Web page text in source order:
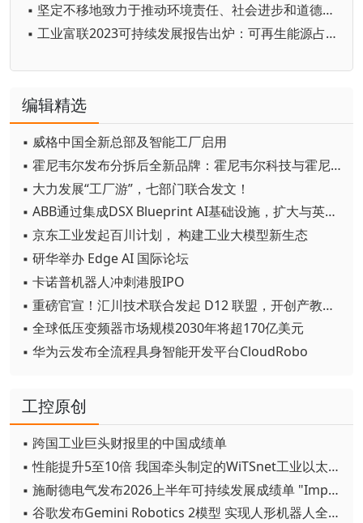
▪ 坚定不移地致力于推动环境责任、社会进步和道德管理
▪ 工业富联2023可持续发展报告出炉：可再生能源占比61%，提前达成2025年目标
编辑精选
▪ 威格中国全新总部及智能工厂启用
▪ 霍尼韦尔发布分拆后全新品牌：霍尼韦尔科技与霍尼韦尔航空航天
▪ 大力发展“工厂游”，七部门联合发文！
▪ ABB通过集成DSX Blueprint AI基础设施，扩大与英伟达的合作
▪ 京东工业发起百川计划， 构建工业大模型新生态
▪ 研华举办 Edge AI 国际论坛
▪ 卡诺普机器人冲刺港股IPO
▪ 重磅官宣！汇川技术联合发起 D12 联盟，开创产教融合新范式
▪ 全球低压变频器市场规模2030年将超170亿美元
▪ 华为云发布全流程具身智能开发平台CloudRobo
工控原创
▪ 跨国工业巨头财报里的中国成绩单
▪ 性能提升5至10倍 我国牵头制定的WiTSnet工业以太网国际标准正式发布
▪ 施耐德电气发布2026上半年可持续发展成绩单 "Impact 2030"路线图开局稳健
▪ 谷歌发布Gemini Robotics 2模型 实现人形机器人全身智能控制突破